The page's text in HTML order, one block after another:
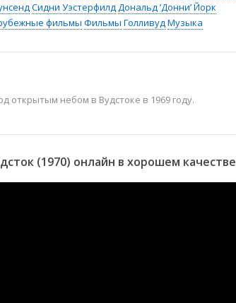
Сидни УэстерфилдДональд ’Донни’ Йорк
фильмы Фильмы ГолливудМузыка
открытым небом в Вудстоке в 1969 году.
(1970) онлайн в хорошем качестве